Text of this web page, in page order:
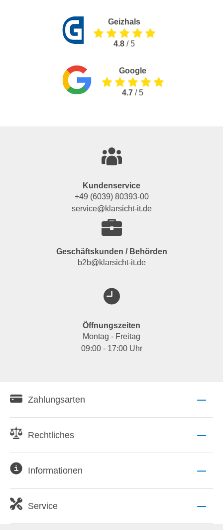
Geizhals
4.8 / 5
Google
4.7 / 5
Kundenservice
+49 (6039) 80393-00
service@klarsicht-it.de
Geschäftskunden / Behörden
b2b@klarsicht-it.de
Öffnungszeiten
Montag - Freitag
09:00 - 17:00 Uhr
Zahlungsarten
Rechtliches
Informationen
Service